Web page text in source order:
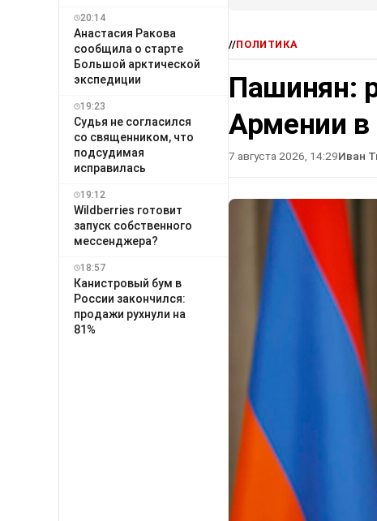
20:14
Анастасия Ракова
сообщила о старте
Большой арктической
экспедиции
19:23
Судья не согласился
со священником, что
подсудимая
исправилась
19:12
Wildberries готовит
запуск собственного
мессенджера?
18:57
Канистровый бум в
России закончился:
продажи рухнули на
81%
//ПОЛИТИКА
Пашинян:
Армении в
7 августа 2026, 14:29Иван